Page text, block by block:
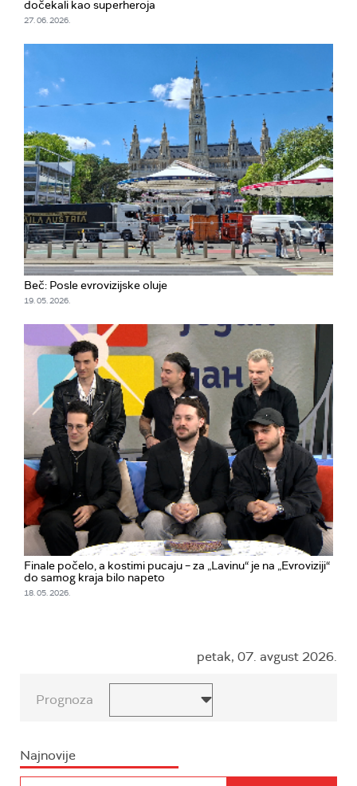
dočekali kao superheroja
27. 06. 2026.
Beč: Posle evrovizijske oluje
19. 05. 2026.
Finale počelo, a kostimi pucaju – za „Lavinu“ je na „Evroviziji“
do samog kraja bilo napeto
18. 05. 2026.
petak, 07. avgust 2026.
Prognoza
Najnovije